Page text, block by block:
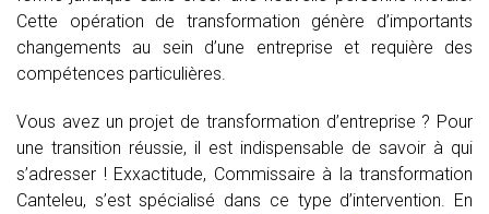
Cette opération de transformation génère d’importants
changements au sein d’une entreprise et requière des
compétences particulières.
Vous avez un projet de transformation d’entreprise ? Pour
une transition réussie, il est indispensable de savoir à qui
s’adresser ! Exxactitude, Commissaire à la transformation
Canteleu, s’est spécialisé dans ce type d’intervention. En